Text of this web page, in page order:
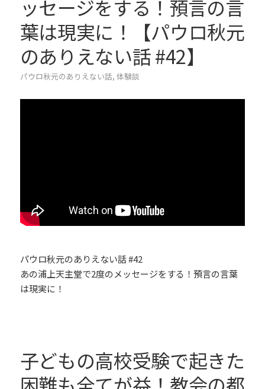
ッセージをする！預言の言
葉は現実に！【パウロ秋元
のありえない話 #42】
パウロ秋元のありえない話, 体験談
パウロ秋元のありえない話 #42
あの浦上天主堂で2度のメッセージをする！預言の言葉
は現実に！
子どもの高校受験で起きた